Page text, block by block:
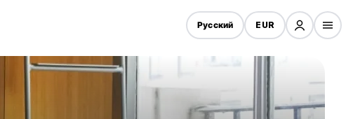
Русский EUR